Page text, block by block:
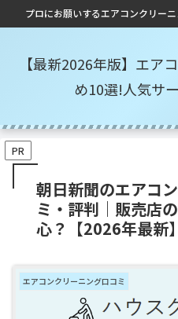
プロにお願いするエアコンクリー
【最新2026年版】エア
め10選!人気サ
PR
朝日新聞のエアコ
ミ・評判｜販売店
心？【2026年最新】
エアコンクリーニング口コミ